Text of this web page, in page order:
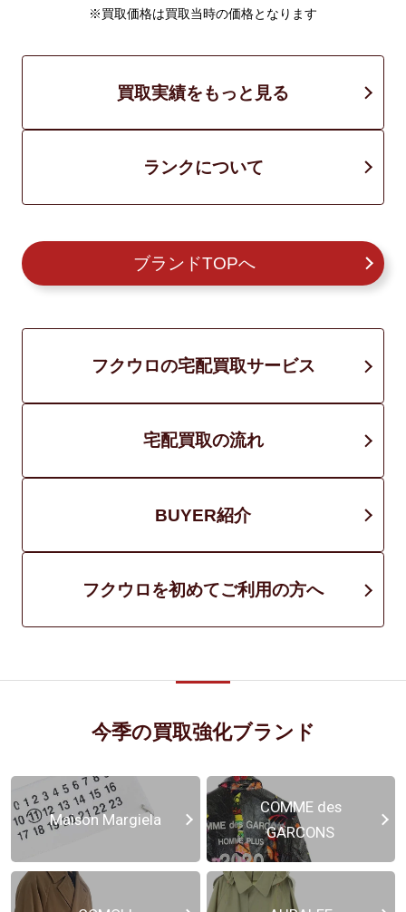
※買取価格は買取当時の価格となります
買取実績をもっと見る
ランクについて
ブランドTOPへ
フクウロの宅配買取サービス
宅配買取の流れ
BUYER紹介
フクウロを初めてご利用の方へ
今季の買取強化ブランド
Maison Margiela
COMME des
GARCONS